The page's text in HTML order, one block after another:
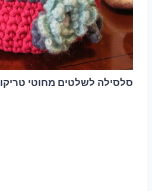
סלסילה לשלטים מחוטי טריקו